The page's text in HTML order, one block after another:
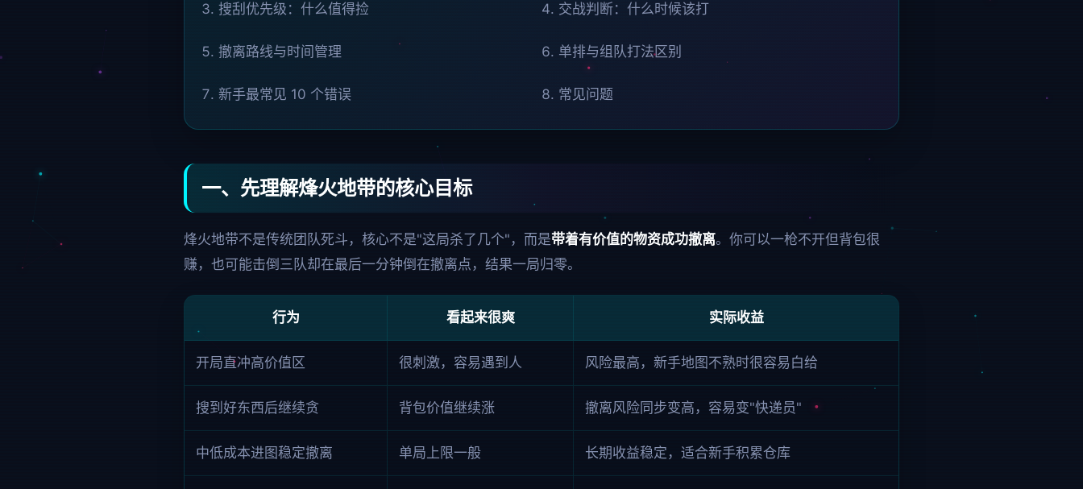
搜刮优先级：什么值得捡 交战判断：什么时候该打
撤离路线与时间管理 单排与组队打法区别
新手最常见 10 个错误 常见问题
一、先理解烽火地带的核心目标
烽火地带不是传统团队死斗，核心不是"这局杀了几个"，而是带着有价值的物资成功撤离。你可以一枪不开但背包很
赚，也可能击倒三队却在最后一分钟倒在撤离点，结果一局归零。
行为 看起来很爽 实际收益
开局直冲高价值区 很刺激，容易遇到人 风险最高，新手地图不熟时很容易白给
搜到好东西后继续贪 背包价值继续涨 撤离风险同步变高，容易变"快递员"
中低成本进图稳定撤离 单局上限一般 长期收益稳定，适合新手积累仓库